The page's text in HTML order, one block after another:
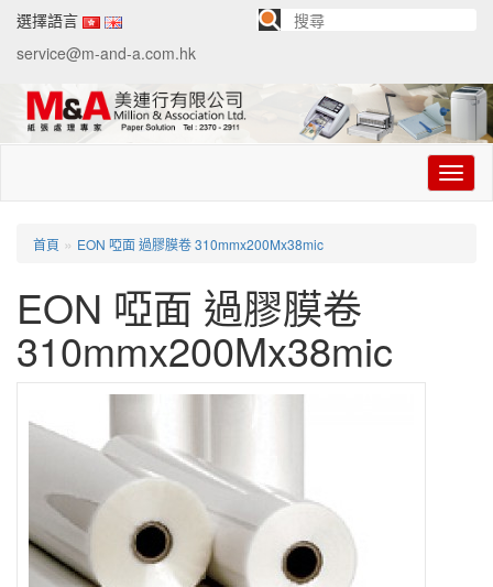
選擇語言
service@m-and-a.com.hk
切
换
首頁 » EON 啞面 過膠膜卷 310mmx200Mx38mic
EON 啞面 過膠膜卷
310mmx200Mx38mic